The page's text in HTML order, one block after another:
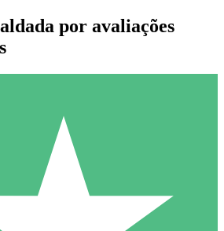
Créditos Individuais
uso com créditos de download. Sem
por avaliações